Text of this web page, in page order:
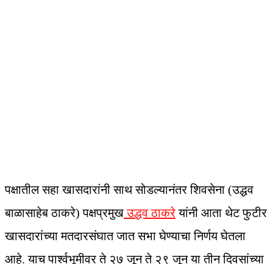
पक्षातील सहा खासदारांनी साथ सोडल्यानंतर शिवसेना (उद्धव
बाळासाहेब ठाकरे) पक्षप्रमुखउद्धव ठाकरेयांनी आता थेट फुटीर
खासदारांच्या मतदारसंघात जात सभा घेण्याचा निर्णय घेतला
आहे. याच पार्श्वभूमीवर ते २७ जून ते २९ जून या तीन दिवसांच्या